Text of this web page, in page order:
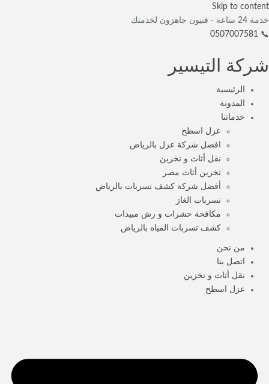
Skip to content
خدمة 24 ساعة - فنيون جاهزون لخدمتك
📞 0507007581
شركة التيسير
الرئيسية
المدونة
خدماتنا
عزل اسطح
افضل شركة عزل بالرياض
نقل أثاث و تخزين
تخزين أثاث مصر
أفضل شركة كشف تسربات بالرياض
تسربات الغاز
مكافحة حشرات و رش مبيدات
كشف تسربات المياه بالرياض
من نحن
اتصل بنا
نقل أثاث و تخزين
عزل اسطح